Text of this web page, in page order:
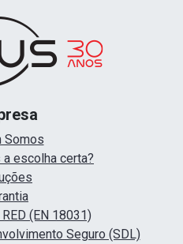
Somos
escolha certa?
(EN 18031)
Seguro (SDL)